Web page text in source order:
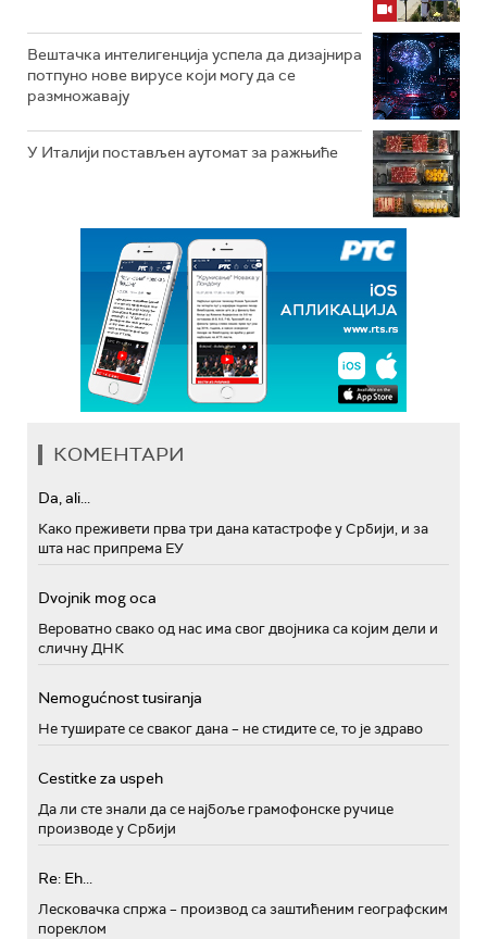
Вештачка интелигенција успела да дизајнира
потпуно нове вирусе који могу да се
размножавају
У Италији постављен аутомат за ражњиће
КОМЕНТАРИ
Da, ali...
Како преживети прва три дана катастрофе у Србији, и за
шта нас припрема ЕУ
Dvojnik mog oca
Вероватно свако од нас има свог двојника са којим дели и
сличну ДНК
Nemogućnost tusiranja
Не туширате се сваког дана – не стидите се, то је здраво
Cestitke za uspeh
Да ли сте знали да се најбоље грамофонске ручице
производе у Србији
Re: Eh...
Лесковачка спржа – производ са заштићеним географским
пореклом